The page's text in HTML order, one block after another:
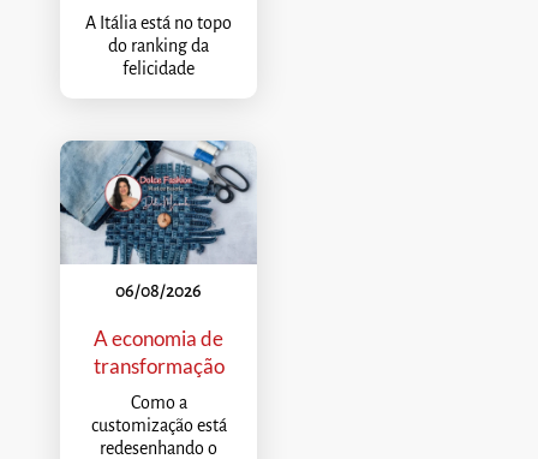
A Itália está no topo
do ranking da
felicidade
06/08/2026
A economia de
transformação
Como a
customização está
redesenhando o